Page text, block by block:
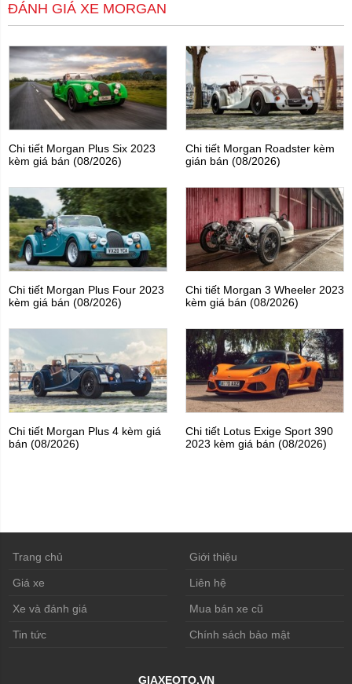
ĐÁNH GIÁ XE MORGAN
Chi tiết Morgan Plus Six 2023
kèm giá bán (08/2026)
Chi tiết Morgan Roadster kèm
gián bán (08/2026)
Chi tiết Morgan Plus Four 2023
kèm giá bán (08/2026)
Chi tiết Morgan 3 Wheeler 2023
kèm giá bán (08/2026)
Chi tiết Morgan Plus 4 kèm giá
bán (08/2026)
Chi tiết Lotus Exige Sport 390
2023 kèm giá bán (08/2026)
Trang chủ Giới thiệu
Giá xe Liên hệ
Xe và đánh giá Mua bán xe cũ
Tin tức Chính sách bảo mật
GIAXEOTO.VN